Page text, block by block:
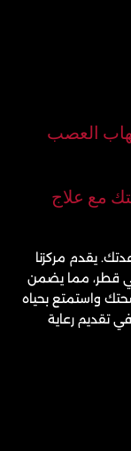
العصب
مع علاج
يقدم مركزنا
قطر، مما يضمن
واستمتع بحياه
تقديم رعاية